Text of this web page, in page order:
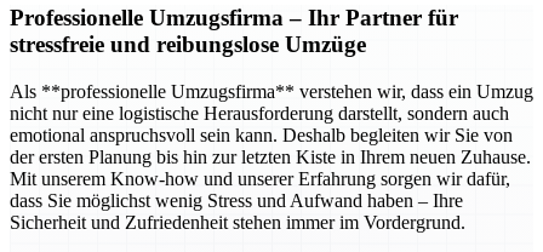
Professionelle Umzugsfirma – Ihr Partner für
stressfreie und reibungslose Umzüge
Als **professionelle Umzugsfirma** verstehen wir, dass ein Umzug
nicht nur eine logistische Herausforderung darstellt, sondern auch
emotional anspruchsvoll sein kann. Deshalb begleiten wir Sie von
der ersten Planung bis hin zur letzten Kiste in Ihrem neuen Zuhause.
Mit unserem Know-how und unserer Erfahrung sorgen wir dafür,
dass Sie möglichst wenig Stress und Aufwand haben – Ihre
Sicherheit und Zufriedenheit stehen immer im Vordergrund.